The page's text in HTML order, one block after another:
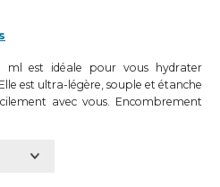
ml est idéale pour vous hydrater
est ultra-légère, souple et étanche
avec vous. Encombrement